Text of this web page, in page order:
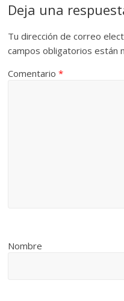
Deja una
Tu dirección de correo
campos obligatorios están
Comentario*
Nombre